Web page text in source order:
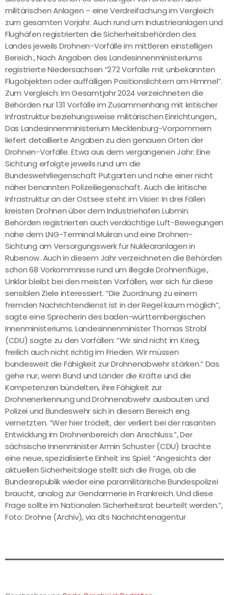
militärischen Anlagen – eine Verdreifachung im Vergleich
zum gesamten Vorjahr. Auch rund um Industrieanlagen und
Flughäfen registrierten die Sicherheitsbehörden des
Landes jeweils Drohnen-Vorfälle im mittleren einstelligen
Bereich., Nach Angaben des Landesinnenministeriums
registrierte Niedersachsen “272 Vorfälle mit unbekannten
Flugobjekten oder auffälligen Positionslichtern am Himmel”.
Zum Vergleich: Im Gesamtjahr 2024 verzeichneten die
Behörden nur 131 Vorfälle im Zusammenhang mit kritischer
Infrastruktur beziehungsweise militärischen Einrichtungen.,
Das Landesinnenministerium Mecklenburg-Vorpommern
liefert detaillierte Angaben zu den genauen Orten der
Drohnen-Vorfälle. Etwa aus dem vergangenen Jahr: Eine
Sichtung erfolgte jeweils rund um die
Bundeswehrliegenschaft Putgarten und nahe einer nicht
näher benannten Polizeiliegenschaft. Auch die kritische
Infrastruktur an der Ostsee steht im Visier: In drei Fällen
kreisten Drohnen über dem Industriehafen Lubmin.
Behörden registrierten auch verdächtige Luft-Bewegungen
nahe dem LNG-Terminal Mukran und eine Drohnen-
Sichtung am Versorgungswerk für Nuklearanlagen in
Rubenow. Auch in diesem Jahr verzeichneten die Behörden
schon 68 Vorkommnisse rund um illegale Drohnenflüge.,
Unklar bleibt bei den meisten Vorfällen, wer sich für diese
sensiblen Ziele interessiert. “Die Zuordnung zu einem
fremden Nachrichtendienst ist in der Regel kaum möglich”,
sagte eine Sprecherin des baden-württembergischen
Innenministeriums. Landesinnenminister Thomas Strobl
(CDU) sagte zu den Vorfällen: “Wir sind nicht im Krieg,
freilich auch nicht richtig im Frieden. Wir müssen
bundesweit die Fähigkeit zur Drohnenabwehr stärken.” Das
gehe nur, wenn Bund und Länder die Kräfte und die
Kompetenzen bündelten, ihre Fähigkeit zur
Drohnenerkennung und Drohnenabwehr ausbauten und
Polizei und Bundeswehr sich in diesem Bereich eng
vernetzten. “Wer hier trödelt, der verliert bei der rasanten
Entwicklung im Drohnenbereich den Anschluss.”, Der
sächsische Innenminister Armin Schuster (CDU) brachte
eine neue, spezialisierte Einheit ins Spiel: “Angesichts der
aktuellen Sicherheitslage stellt sich die Frage, ob die
Bundesrepublik wieder eine paramilitärische Bundespolizei
braucht, analog zur Gendarmerie in Frankreich. Und diese
Frage sollte im Nationalen Sicherheitsrat beurteilt werden.”,
Foto: Drohne (Archiv), via dts Nachrichtenagentur